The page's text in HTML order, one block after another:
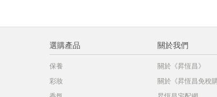
選購產品
保養
彩妝
關於我們
關於《昇恆昌》
關於《昇恆昌免稅